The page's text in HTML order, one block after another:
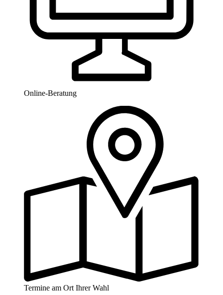
Online-Beratung
Termine am Ort Ihrer Wahl